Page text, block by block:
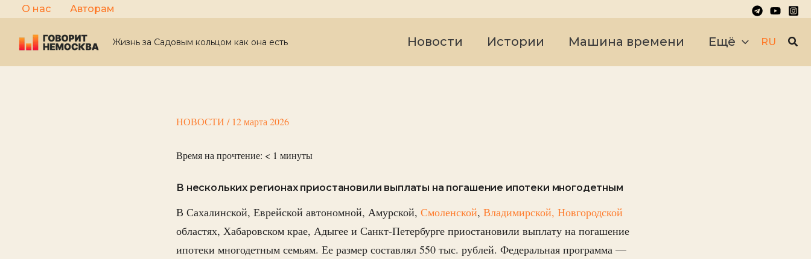
Перейти
к
содержимому
О нас Авторам
Жизнь за Садовым кольцом как она есть Новости Истории Машина времени Ещё RU
НОВОСТИ / 12 марта 2026
Время на прочтение: < 1 минуты
В нескольких регионах приостановили выплаты на погашение ипотеки многодетным
В Сахалинской, Еврейской автономной, Амурской, Смоленской, Владимирской, Новгородской
областях, Хабаровском крае, Адыгее и Санкт-Петербурге приостановили выплату на погашение
ипотеки многодетным семьям. Ее размер составлял 550 тыс. рублей. Федеральная программа —